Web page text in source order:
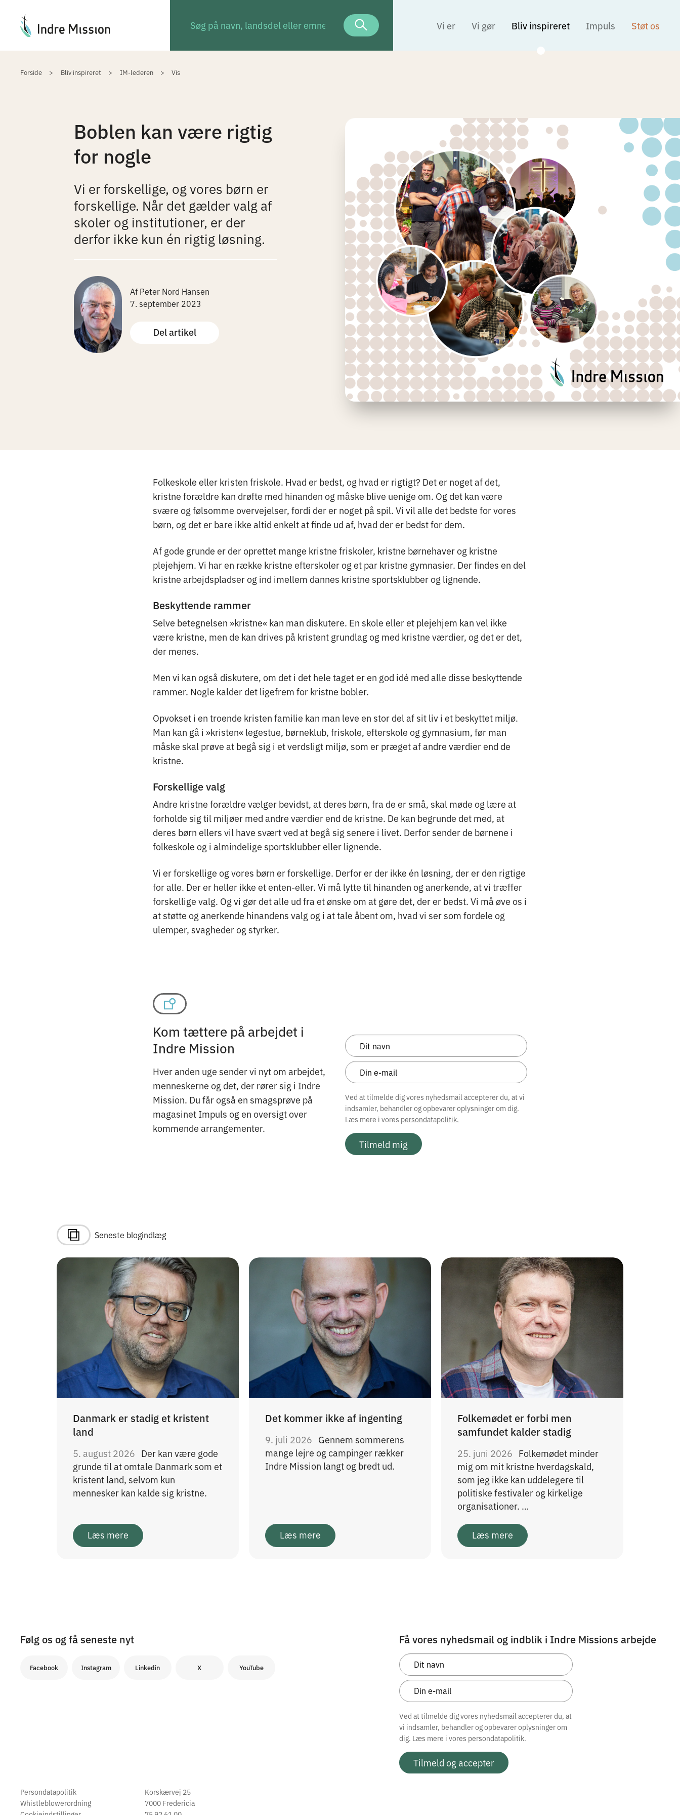
Vi er Vi gør Bliv inspireret Impuls Støt os
Forside Bliv inspireret IM-lederen Vis
Boblen kan være rigtig
for nogle
Vi er forskellige, og vores børn er
forskellige. Når det gælder valg af
skoler og institutioner, er der
derfor ikke kun én rigtig løsning.
Af Peter Nord Hansen
7. september 2023
Del artikel
Folkeskole eller kristen friskole. Hvad er bedst, og hvad er rigtigt? Det er noget af det,
kristne forældre kan drøfte med hinanden og måske blive uenige om. Og det kan være
svære og følsomme overvejelser, fordi der er noget på spil. Vi vil alle det bedste for vores
børn, og det er bare ikke altid enkelt at finde ud af, hvad der er bedst for dem.
Af gode grunde er der oprettet mange kristne friskoler, kristne børnehaver og kristne
plejehjem. Vi har en række kristne efterskoler og et par kristne gymnasier. Der findes en del
kristne arbejdspladser og ind imellem dannes kristne sportsklubber og lignende.
Beskyttende rammer
Selve betegnelsen »kristne« kan man diskutere. En skole eller et plejehjem kan vel ikke
være kristne, men de kan drives på kristent grundlag og med kristne værdier, og det er det,
der menes.
Men vi kan også diskutere, om det i det hele taget er en god idé med alle disse beskyttende
rammer. Nogle kalder det ligefrem for kristne bobler.
Opvokset i en troende kristen familie kan man leve en stor del af sit liv i et beskyttet miljø.
Man kan gå i »kristen« legestue, børneklub, friskole, efterskole og gymnasium, før man
måske skal prøve at begå sig i et verdsligt miljø, som er præget af andre værdier end de
kristne.
Forskellige valg
Andre kristne forældre vælger bevidst, at deres børn, fra de er små, skal møde og lære at
forholde sig til miljøer med andre værdier end de kristne. De kan begrunde det med, at
deres børn ellers vil have svært ved at begå sig senere i livet. Derfor sender de børnene i
folkeskole og i almindelige sportsklubber eller lignende.
Vi er forskellige og vores børn er forskellige. Derfor er der ikke én løsning, der er den rigtige
for alle. Der er heller ikke et enten-eller. Vi må lytte til hinanden og anerkende, at vi træffer
forskellige valg. Og vi gør det alle ud fra et ønske om at gøre det, der er bedst. Vi må øve os i
at støtte og anerkende hinandens valg og i at tale åbent om, hvad vi ser som fordele og
ulemper, svagheder og styrker.
Kom tættere på arbejdet i
Indre Mission
Hver anden uge sender vi nyt om arbejdet,
menneskerne og det, der rører sig i Indre
Mission. Du får også en smagsprøve på
magasinet Impuls og en oversigt over
kommende arrangementer.
Ved at tilmelde dig vores nyhedsmail accepterer du, at vi
indsamler, behandler og opbevarer oplysninger om dig.
Læs mere i vores persondatapolitik.
Tilmeld mig
Seneste blogindlæg
Danmark er stadig et kristent
land
5. august 2026 Der kan være gode
grunde til at omtale Danmark som et
kristent land, selvom kun
mennesker kan kalde sig kristne.
Læs mere
Det kommer ikke af ingenting
9. juli 2026 Gennem sommerens
mange lejre og campinger rækker
Indre Mission langt og bredt ud.
Læs mere
Folkemødet er forbi men
samfundet kalder stadig
25. juni 2026 Folkemødet minder
mig om mit kristne hverdagskald,
som jeg ikke kan uddelegere til
politiske festivaler og kirkelige
organisationer. …
Læs mere
Følg os og få seneste nyt
Facebook Instagram Linkedin X YouTube
Få vores nyhedsmail og indblik i Indre Missions arbejde
Ved at tilmelde dig vores nyhedsmail accepterer du, at
vi indsamler, behandler og opbevarer oplysninger om
dig. Læs mere i vores persondatapolitik.
Tilmeld og accepter
Persondatapolitik
Whistleblowerordning
Korskærvej 25
7000 Fredericia